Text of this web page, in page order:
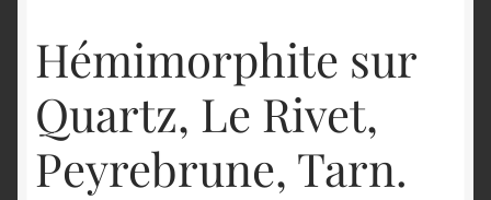
Hémimorphite sur
Quartz, Le Rivet,
Peyrebrune, Tarn.